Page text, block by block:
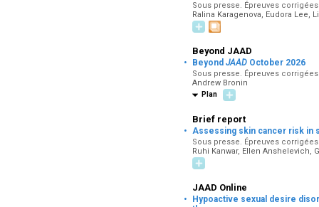
Sous presse. Épreuves
Ralina Karagenova, Eudora Lee,
Beyond JAAD
· Beyond JAAD October 2026
Sous presse. Épreuves
Andrew Bronin
Plan
Brief report
· Assessing skin cancer risk in
Sous presse. Épreuves
Ruhi Kanwar, Ellen Anshelevich,
JAAD Online
·
Hypoactive sexual desire